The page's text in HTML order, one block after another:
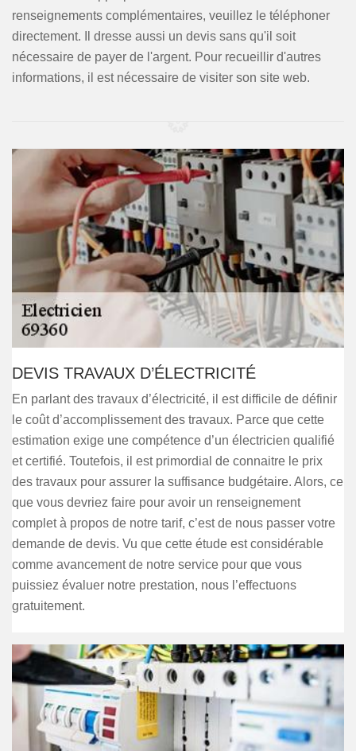
renseignements complémentaires, veuillez le téléphoner
directement. Il dresse aussi un devis sans qu'il soit
nécessaire de payer de l'argent. Pour recueillir d'autres
informations, il est nécessaire de visiter son site web.
DEVIS TRAVAUX D’ÉLECTRICITÉ
En parlant des travaux d’électricité, il est difficile de définir
le coût d’accomplissement des travaux. Parce que cette
estimation exige une compétence d’un électricien qualifié
et certifié. Toutefois, il est primordial de connaitre le prix
des travaux pour assurer la suffisance budgétaire. Alors, ce
que vous devriez faire pour avoir un renseignement
complet à propos de notre tarif, c’est de nous passer votre
demande de devis. Vu que cette étude est considérable
comme avancement de notre service pour que vous
puissiez évaluer notre prestation, nous l’effectuons
gratuitement.